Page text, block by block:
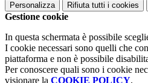
Personalizza Rifiuta tutti i cookies
Gestione cookie
In questa schermata è possibile
I cookie necessari sono quelli che
piattaforma e non è possibile
Per conoscere quali sono i cookie
visionare la COOKIE POLICY.